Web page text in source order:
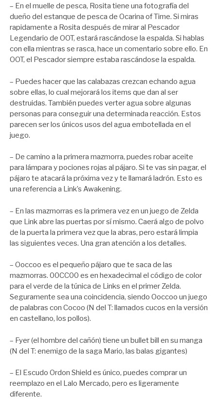
– En el muelle de pesca, Rosita tiene una fotografía del
dueño del estanque de pesca de Ocarina of Time. Si miras
rapidamente a Rosita después de mirar al Pescador
Legendario de OOT, estará rascándose la espalda. Si hablas
con ella mientras se rasca, hace un comentario sobre ello. En
OOT, el Pescador siempre estaba rascándose la espalda.
– Puedes hacer que las calabazas crezcan echando agua
sobre ellas, lo cual mejorará los items que dan al ser
destruidas. También puedes verter agua sobre algunas
personas para conseguir una determinada reacción. Estos
parecen ser los únicos usos del agua embotellada en el
juego.
– De camino a la primera mazmorra, puedes robar aceite
para lámpara y pociones rojas al pájaro. Si te vas sin pagar, el
pájaro te atacará la próxima vez y te llamará ladrón. Esto es
una referencia a Link’s Awakening.
– En las mazmorras es la primera vez en un juego de Zelda
que Link abre las puertas por sí mismo. Caerá algo de polvo
de la puerta la primera vez que la abras, pero estará limpia
las siguientes veces. Una gran atención a los detalles.
– Ooccoo es el pequeño pájaro que te saca de las
mazmorras. 00CC00 es en hexadecimal el código de color
para el verde de la túnica de Links en el primer Zelda.
Seguramente sea una coincidencia, siendo Ooccoo un juego
de palabras con Cocoo (N del T: llamados cucos en la versión
en castellano, los pollos).
– Fyer (el hombre del cañón) tiene un bullet bill en su manga
(N del T: enemigo de la saga Mario, las balas gigantes)
– El Escudo Ordon Shield es único, puedes comprar un
reemplazo en el Lalo Mercado, pero es ligeramente
diferente.